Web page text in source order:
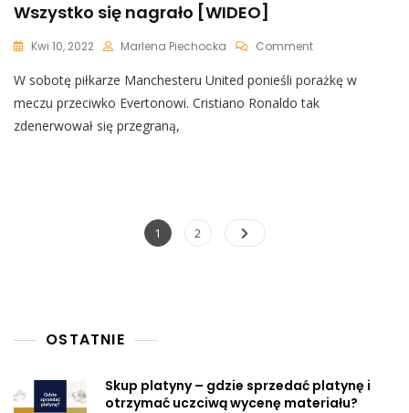
Wszystko się nagrało [WIDEO]
Kwi 10, 2022 Marlena Piechocka CommentOn
Ronaldo
Zniszczył
W sobotę piłkarze Manchesteru United ponieśli porażkę w
meczu przeciwko Evertonowi. Cristiano Ronaldo tak
zdenerwował się przegraną,
Nawigacja
Page
1 Page
2
OSTATNIE
Skup platyny – gdzie sprzedać platynę i
otrzymać uczciwą wycenę materiału?